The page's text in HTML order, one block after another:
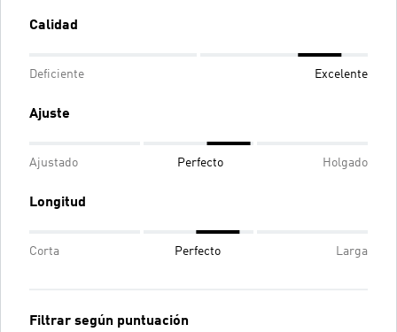
Calidad
Deficiente Excelente
Ajuste
Ajustado Perfecto Holgado
Longitud
Corta Perfecto Larga
Filtrar según puntuación